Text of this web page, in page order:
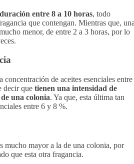
entre 8 a 10 horas, todo
que contengan. Mientras que,
menor, de entre 2 a 3 horas, por lo
de aceites esenciales entre
decir que tienen una intensidad de
una colonia. Ya que, esta última tan
entre 6 y 8 %.
mucho mayor a la de una colonia, por
que esta otra fragancia.